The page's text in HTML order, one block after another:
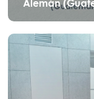
Alemán